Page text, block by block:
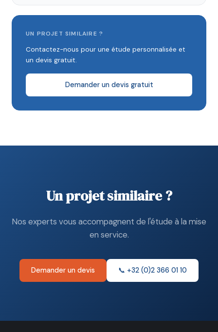
UN PROJET SIMILAIRE ?
Contactez-nous pour une étude personnalisée et
un devis gratuit.
Demander un devis gratuit
Un projet similaire ?
Nos experts vous accompagnent de l'étude à la mise
en service.
Demander un devis 📞 +32 (0)2 366 01 10